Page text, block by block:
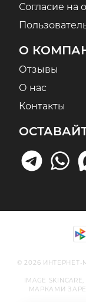
Согласие на
О
Отзывы
О нас
Контакты
© 2026 ИНТЕРНЕТ-
IMAGE
МАРКАМИ